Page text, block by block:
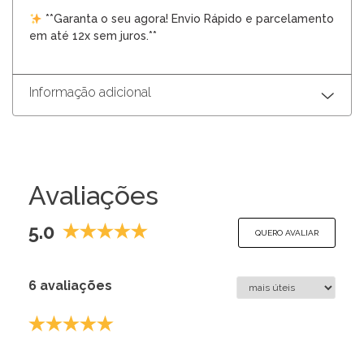
**Garanta o seu agora! Envio Rápido e parcelamento
em até 12x sem juros.**
Informação adicional
Avaliações
5.0 QUERO AVALIAR
6 avaliações